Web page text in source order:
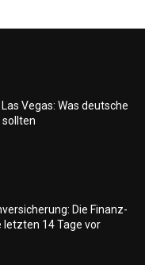
Vegas: Was deutsche
sollten
Die Finanz-
letzten 14 Tage vor